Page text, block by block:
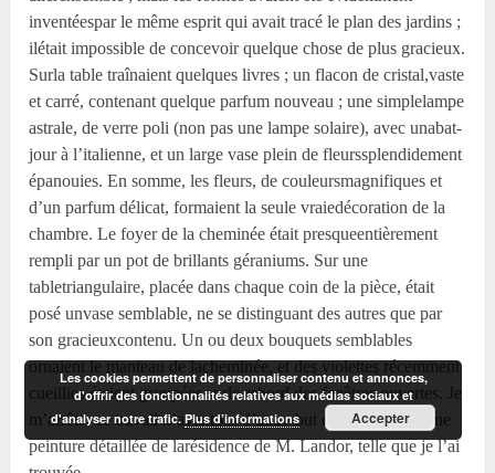
Les cookies permettent de personnaliser contenu et annonces,
d'offrir des fonctionnalités relatives aux médias sociaux et
d'analyser notre trafic.Plus d’informations Accepter